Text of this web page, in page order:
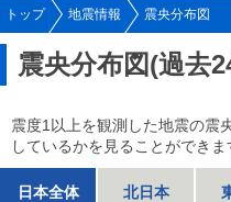
トップ 地震情報 震央分布図
震央分布図(過去
震度1以上を観測した地震の震
しているかを見ることができま
日本全体 北日本